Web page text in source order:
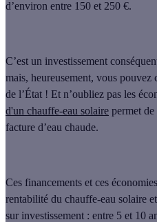
d’environ entre 150 et 250 €.
C’est un investissement
mais, heureusement, vous pouvez
de l’État ! Et n’oubliez pas les
d'un chauffe-eau solaire permet
facture d’eau chaude.
Ces financements et ces
rentabilité du chauffe-eau solaire
sur investissement : entre 5 et 10